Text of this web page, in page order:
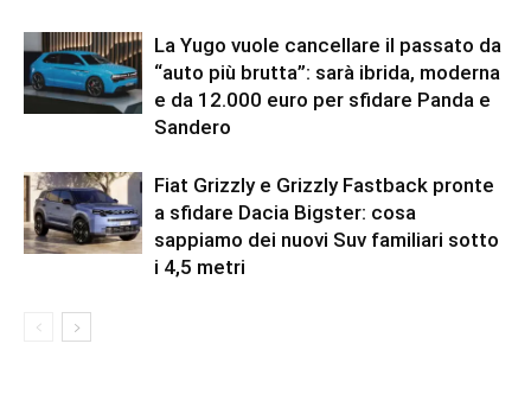
La Yugo vuole cancellare il passato da
“auto più brutta”: sarà ibrida, moderna
e da 12.000 euro per sfidare Panda e
Sandero
Fiat Grizzly e Grizzly Fastback pronte
a sfidare Dacia Bigster: cosa
sappiamo dei nuovi Suv familiari sotto
i 4,5 metri